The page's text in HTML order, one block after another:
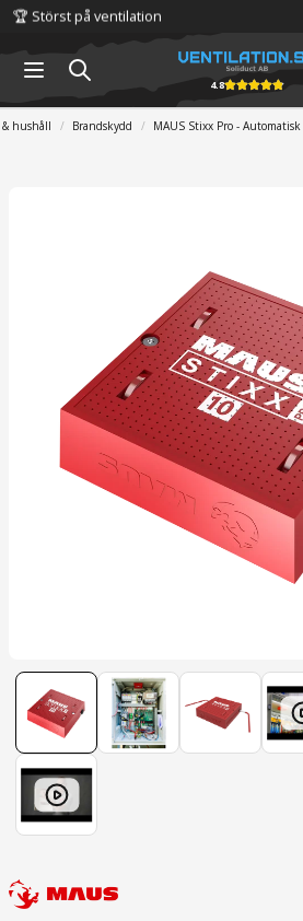
🏆 Störst på ventilation
4.8
hushåll Brandskydd MAUS Stixx Pro -